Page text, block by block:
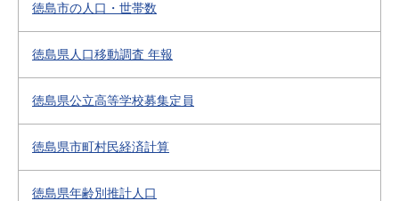
徳島市の人口・世帯数
徳島県人口移動調査 年報
徳島県公立高等学校募集定員
徳島県市町村民経済計算
徳島県年齢別推計人口